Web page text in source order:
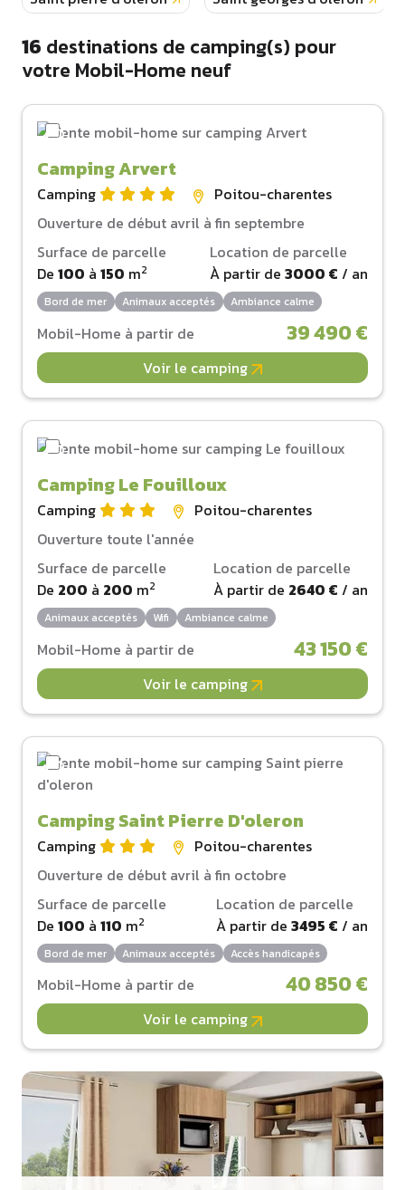
16 destinations de camping(s) pour
votre Mobil-Home neuf
Camping Arvert
Camping
Poitou-charentes
Ouverture de début avril à fin septembre
Surface de parcelle
De 100 à 150 m2
Location de parcelle
À partir de 3000 € / an
Bord de mer Animaux acceptés Ambiance calme
Mobil-Home à partir de 39 490 €
Voir le camping
Camping Le Fouilloux
Camping
Poitou-charentes
Ouverture toute l'année
Surface de parcelle
De 200 à 200 m2
Location de parcelle
À partir de 2640 € / an
Animaux acceptés Wifi Ambiance calme
Mobil-Home à partir de 43 150 €
Voir le camping
Camping Saint Pierre D'oleron
Camping
Poitou-charentes
Ouverture de début avril à fin octobre
Surface de parcelle
De 100 à 110 m2
Location de parcelle
À partir de 3495 € / an
Bord de mer Animaux acceptés Accès handicapés
Mobil-Home à partir de 40 850 €
Voir le camping